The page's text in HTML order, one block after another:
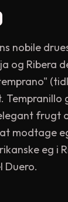
nobile
og Ribera
frugt
modtage
eg i
Duero.